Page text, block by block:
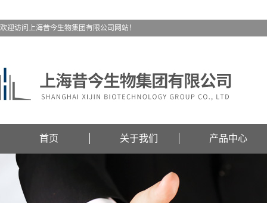
欢迎访问上海昔今生物集团有限公司网站！
首页 关于我们 产品中心